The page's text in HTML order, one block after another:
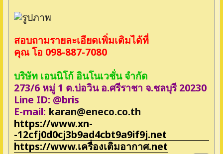
สอบถามรายละเอียดเพิ่มเติมได้ที่
คุณ โอ 098-887-7080
บริษัท เอนนิโก้ อินโนเวชั่น จำกัด
273/6 หมู่ 1 ต.บ่อวิน อ.ศรีราชา จ.ชลบุรี 20230
Line ID: @bris
E-mail: karan@eneco.co.th
https://www.xn-
-12cfj0d0cj3b9ad4cbt9a9if9j.net
https://www.เครื่องเติมอากาศ.net